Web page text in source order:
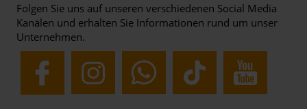
Folgen Sie uns auf unseren verschiedenen Social Media
Kanälen und erhalten Sie Informationen rund um unser
Unternehmen.